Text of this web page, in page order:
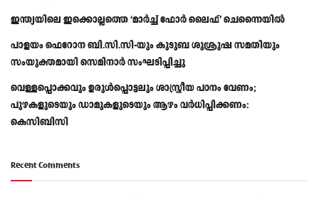
ഇന്ത്യയിലെ ഇക്കൊല്ലത്തെ ‘മാർച്ച് ഫോർ ലൈഫ്’ ചെന്നൈയിൽ
പാളയം ഫെറോന ബി.സി.സി-യും കുടുബ ശുശ്രൂഷ സമതിയും
സംയുക്തമായി സെമിനാർ സംഘടിപ്പിച്ചു
വെള്ളപ്പൊക്കവും ഉരുള്‍പ്പൊട്ടലും ശാസ്ത്രീയ പഠനം വേണം;
പുഴകളുടെയും ഡാമുകളുടെയും ആഴം വര്‍ധിപ്പിക്കണം:
കെസിബിസി
Recent Comments